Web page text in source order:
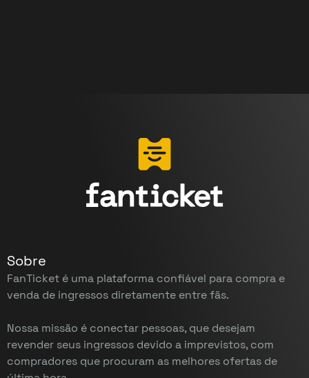
Sobre
FanTicket é uma plataforma confiável para compra e
venda de ingressos diretamente entre fãs.
Nossa missão é conectar pessoas, que desejam
revender seus ingressos devido a imprevistos, com
compradores que procuram as melhores ofertas de